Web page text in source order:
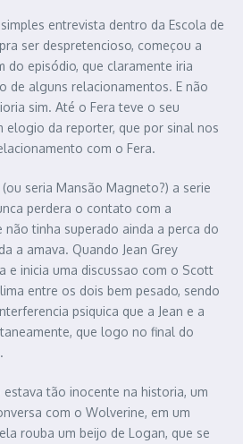
entrevista dentro da Escola de
ser despretencioso, começou a
episódio, que claramente iria
de alguns relacionamentos. E não
sim. Até o Fera teve o seu
elogio da reporter, que por sinal nos
com o Fera.
seria Mansão Magneto?) a serie
perdera o contato com a
não tinha superado ainda a perca do
a amava. Quando Jean Grey
e inicia uma discussao com o Scott
entre os dois bem pesado, sendo
psiquica que a Jean e a
que logo no final do
estava tão inocente na historia, um
com o Wolverine, em um
rouba um beijo de Logan, que se